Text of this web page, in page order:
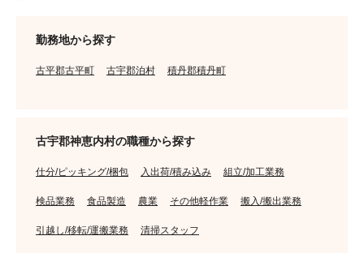
勤務地から探す
古平郡古平町 古宇郡泊村 積丹郡積丹町
古宇郡神恵内村の職種から探す
仕分/ピッキング/梱包 入出荷/積み込み 組立/加工業務
検品業務 食品製造 農業 その他軽作業 搬入/搬出業務
引越し/移転/運搬業務 清掃スタッフ